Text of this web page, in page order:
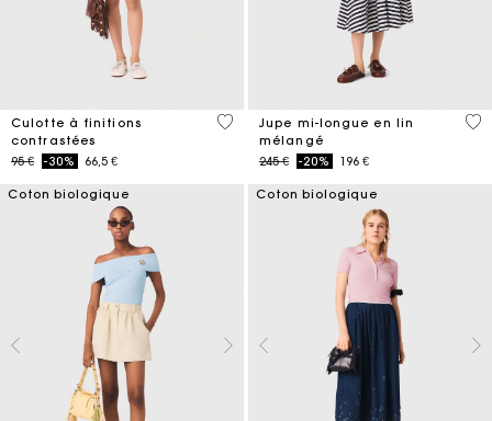
Culotte à finitions
contrastées
Price reduced from
95 €to-30% 66,5 €
5 out of 5 Customer Rating
Jupe mi-longue en lin
mélangé
Price reduced from
245 €to-20% 196 €
5
Coton biologique Coton biologique